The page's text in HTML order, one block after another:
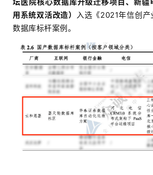
用系统双活改造） 入选《2021年信创
数据库标杆案例。